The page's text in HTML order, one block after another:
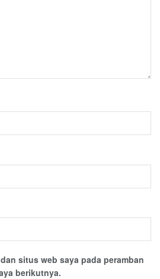
situs web saya pada peramban
berikutnya.